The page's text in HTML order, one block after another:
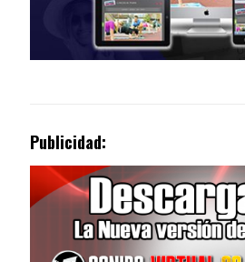
Publicidad: